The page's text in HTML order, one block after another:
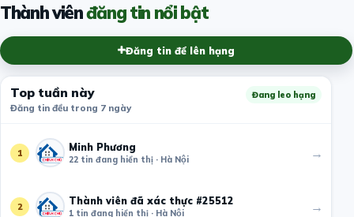
Thành viênđăng tin nổi bật
Đăng tin để lên hạng
Top tuần này
Đăng tin đều trong 7 ngày
Đang leo hạng
1 Minh Phương
22 tin đang hiển thị · Hà Nội →
2 Thành viên đã xác thực #25512
1 tin đang hiển thị · Hà Nội →